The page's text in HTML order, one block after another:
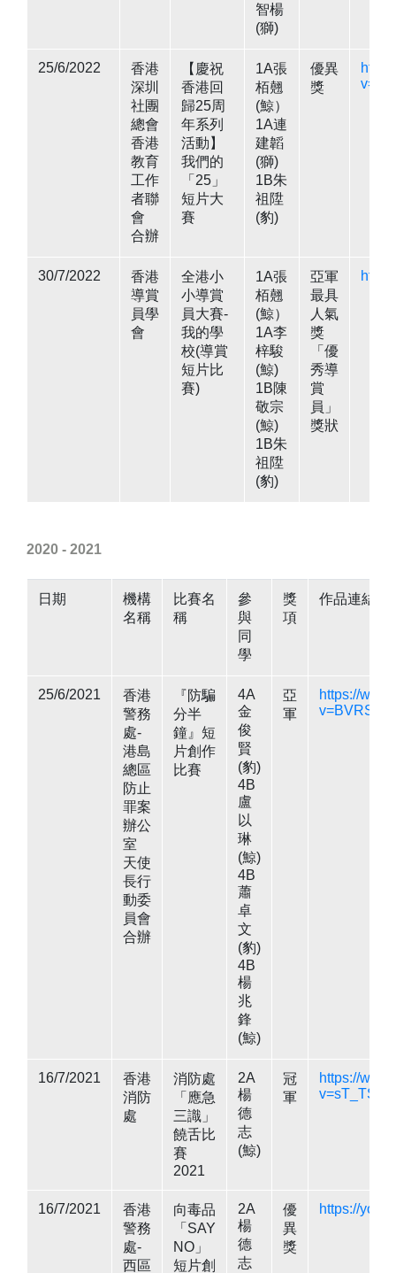
智楊
(獅)
25/6/2022
香港
深圳
社團
總會
香港
教育
工作
者聯
會
合辦
【慶祝
香港回
歸25周
年系列
活動】
我們的
「25」
短片大
賽
1A張
栢翹
(鯨）
1A連
建韜
(獅)
1B朱
祖陞
(豹)
優異
獎
30/7/2022
香港
導賞
員學
會
全港小
小導賞
員大賽-
我的學
校(導賞
短片比
賽)
1A張
栢翹
(鯨）
1A李
梓駿
(鯨)
1B陳
敬宗
(鯨)
1B朱
祖陞
(豹)
亞軍
最具
人氣
獎
「優
秀導
賞
員」
獎狀
2020 - 2021
日期
機構
名稱
比賽名
稱
參
與
同
學
獎
項
作品連結
25/6/2021
香港
警務
處-
港島
總區
防止
罪案
辦公
室
天使
長行
動委
員會
合辦
『防騙
分半
鐘』短
片創作
比賽
4A
金
俊
賢
(豹)
4B
盧
以
琳
(鯨)
4B
蕭
卓
文
(豹)
4B
楊
兆
鋒
(鯨)
亞
軍
https://
16/7/2021
香港
消防
處
消防處
「應急
三識」
饒舌比
賽
2021
2A
楊
德
志
(鯨)
冠
軍
https://
16/7/2021
香港
警務
處-
西區
向毒品
「SAY
NO」
短片創
2A
楊
德
志
優
異
獎
https://